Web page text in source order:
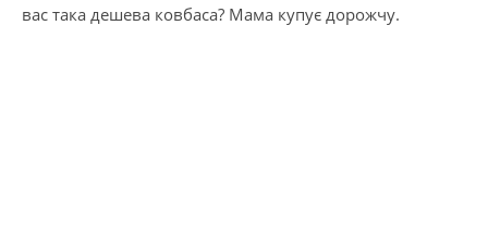
вас така дешева ковбаса? Мама купує дорожчу.